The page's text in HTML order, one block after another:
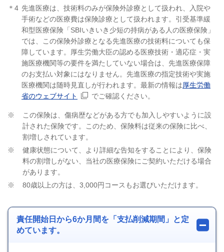
＊4 先進医療は、技術料のみが保険外診療として扱われ、入院や
手術などの医療費は保険診療として扱われます。引受基準緩
和型医療保険「SBIいきいき少短の持病がある人の医療保険」
では、この保険外診療となる先進医療の技術料についても保
障しています。厚生労働大臣の認める医療技術・適応症・実
施医療機関等の要件を満たしていない場合は、先進医療保障
のお支払い対象にはなりません。先進医療の指定技術や実施
医療機関は随時見直しが行われます。最新の情報は厚生労働
省のウェブサイト
新規ウィンドウを開きます
でご確認ください。
※
この保険は、傷病歴などがある方でも加入しやすいように設
計された保険です。このため、保険料は従来の保険に比べ、
割増しされています。
※
健康状態について、より詳細な告知をすることにより、保険
料の割増しがない、当社の医療保険にご契約いただける場合
があります。
※
80歳以上の方は、3,000円コースもお選びいただけます。
責任開始日から6か月間を「支払削減期間」と定
めています。